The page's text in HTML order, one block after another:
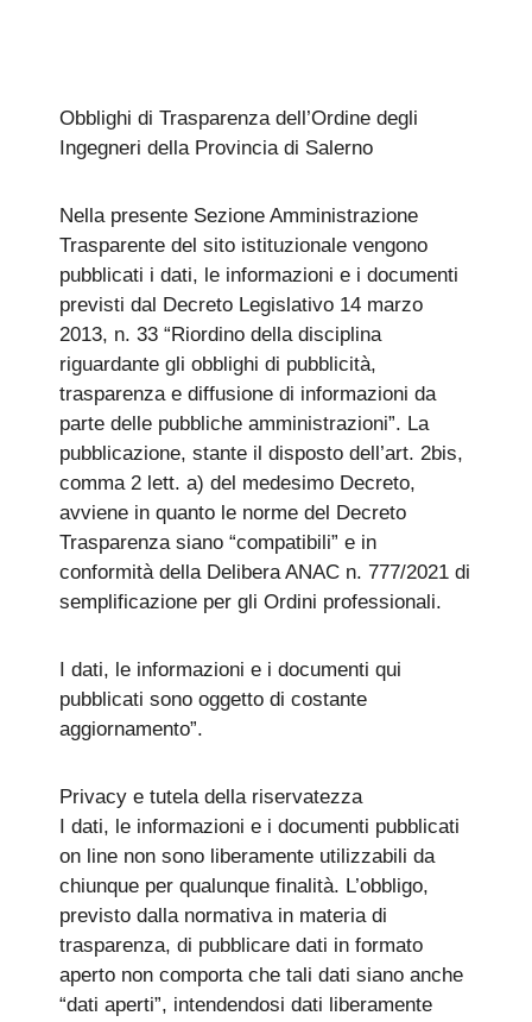
Obblighi di Trasparenza dell’Ordine degli
Ingegneri della Provincia di Salerno
​Nella presente Sezione Amministrazione
Trasparente del sito istituzionale vengono
pubblicati i dati, le informazioni e i documenti
previsti dal Decreto Legislativo 14 marzo
2013, n. 33 “Riordino della disciplina
riguardante gli obblighi di pubblicità,
trasparenza e diffusione di informazioni da
parte delle pubbliche amministrazioni”. La
pubblicazione, stante il disposto dell’art. 2bis,
comma 2 lett. a) del medesimo Decreto,
avviene in quanto le norme del Decreto
Trasparenza siano “compatibili” e in
conformità della Delibera ANAC n. 777/2021 di
semplificazione per gli Ordini professionali.
I dati, le informazioni e i documenti qui
pubblicati sono oggetto di costante
aggiornamento”.
Privacy e tutela della riservatezza
I dati, le informazioni e i documenti pubblicati
on line non sono liberamente utilizzabili da
chiunque per qualunque finalità. L’obbligo,
previsto dalla normativa in materia di
trasparenza, di pubblicare dati in formato
aperto non comporta che tali dati siano anche
“dati aperti”, intendendosi dati liberamente